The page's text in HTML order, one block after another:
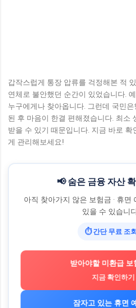
갑작스럽게 통장 압류를 걱정해본 적
연체로 불안했던 순간이 있었습니다.
누구에게나 찾아옵니다. 그런데 국민
된 후 마음이 한결 편해졌습니다. 최소
받을 수 있기 때문입니다. 지금 바로
게 관리해보세요!
📢 숨은 금융 자산
아직 찾아가지 않은 보험금 · 휴면
있을 수 있습니
⏱ 간단 무료 조
받아야할 미환급 보
지금 확인하
잠자고 있는 휴면